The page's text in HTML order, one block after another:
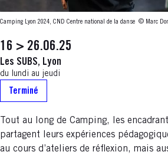
Camping Lyon 2024, CND Centre national de la danse © Marc
16 > 26.06.25
Les SUBS, Lyon
du lundi au jeudi
Terminé
Tout au long de Camping, les
partagent leurs expériences
au cours d’ateliers de réflexion, mais